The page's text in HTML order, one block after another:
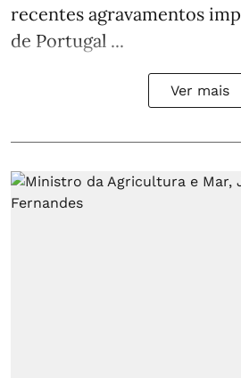
recentes agravamentos
de Portugal ...
Ver mais